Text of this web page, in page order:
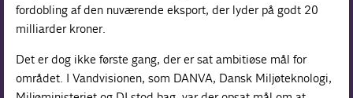
fordobling af den nuværende eksport, der lyder på godt 20
milliarder kroner.
Det er dog ikke første gang, der er sat ambitiøse mål for
området. I Vandvisionen, som DANVA, Dansk Miljøteknologi,